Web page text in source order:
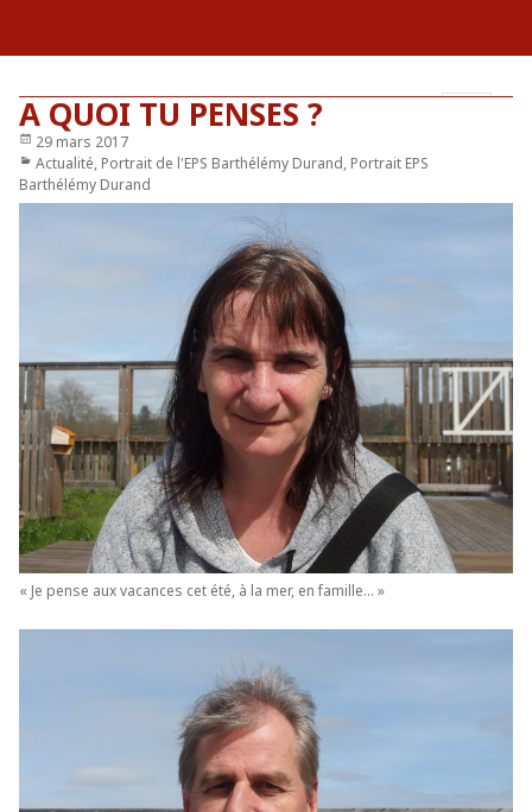
A QUOI TU PENSES ?
Publié
le
29 mars 2017
Catégories
Actualité, Portrait de l'EPS Barthélémy Durand, Portrait EPS
Barthélémy Durand
« Je pense aux vacances cet été, à la mer, en famille… »